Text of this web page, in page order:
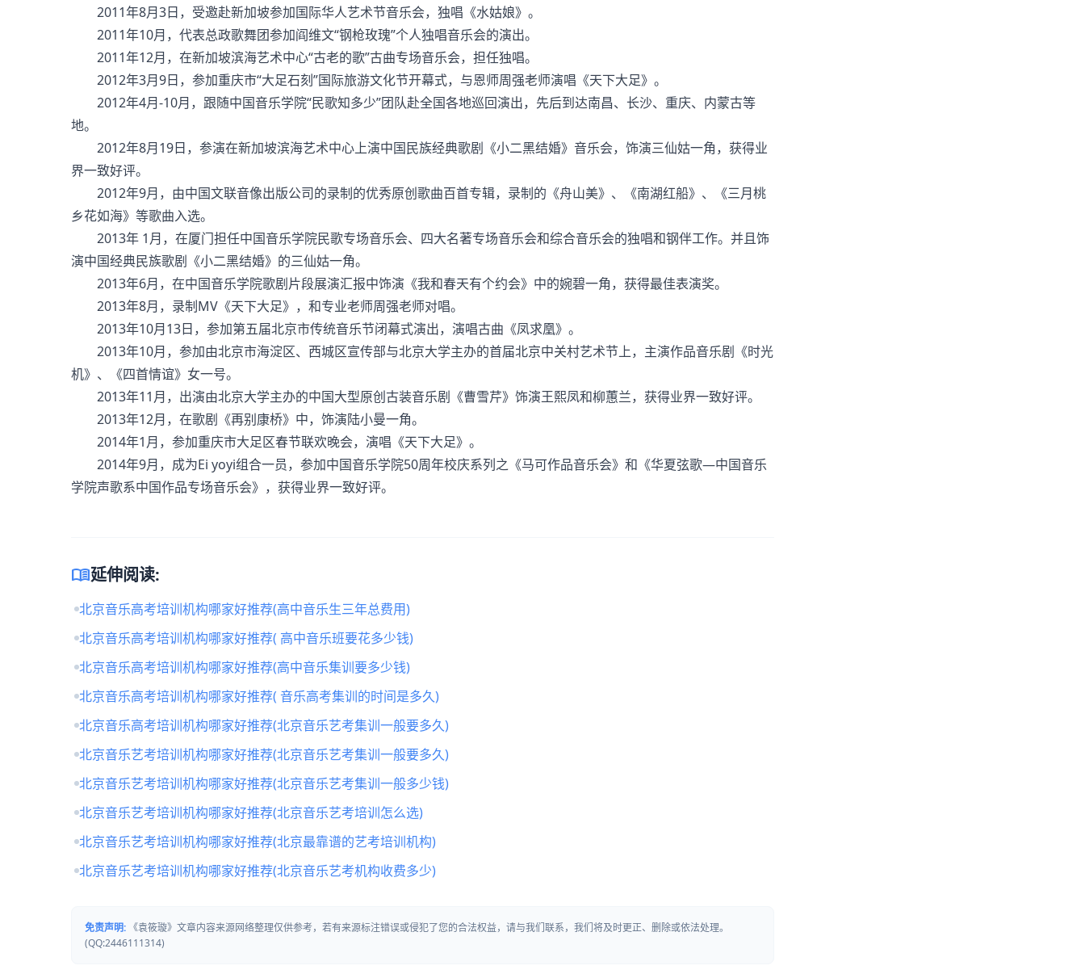
2011年8月3日，受邀赴新加坡参加国际华人艺术节音乐会，独唱《水姑娘》。
2011年10月，代表总政歌舞团参加阎维文“钢枪玫瑰”个人独唱音乐会的演出。
2011年12月，在新加坡滨海艺术中心“古老的歌”古曲专场音乐会，担任独唱。
2012年3月9日，参加重庆市“大足石刻”国际旅游文化节开幕式，与恩师周强老师演唱《天下大足》。
2012年4月-10月，跟随中国音乐学院“民歌知多少”团队赴全国各地巡回演出，先后到达南昌、长沙、重庆、内蒙古等
地。
2012年8月19日，参演在新加坡滨海艺术中心上演中国民族经典歌剧《小二黑结婚》音乐会，饰演三仙姑一角，获得业
界一致好评。
2012年9月，由中国文联音像出版公司的录制的优秀原创歌曲百首专辑，录制的《舟山美》、《南湖红船》、《三月桃
乡花如海》等歌曲入选。
2013年 1月，在厦门担任中国音乐学院民歌专场音乐会、四大名著专场音乐会和综合音乐会的独唱和钢伴工作。并且饰
演中国经典民族歌剧《小二黑结婚》的三仙姑一角。
2013年6月，在中国音乐学院歌剧片段展演汇报中饰演《我和春天有个约会》中的婉碧一角，获得最佳表演奖。
2013年8月，录制MV《天下大足》，和专业老师周强老师对唱。
2013年10月13日，参加第五届北京市传统音乐节闭幕式演出，演唱古曲《凤求凰》。
2013年10月，参加由北京市海淀区、西城区宣传部与北京大学主办的首届北京中关村艺术节上，主演作品音乐剧《时光
机》、《四首情谊》女一号。
2013年11月，出演由北京大学主办的中国大型原创古装音乐剧《曹雪芹》饰演王熙凤和柳蕙兰，获得业界一致好评。
2013年12月，在歌剧《再别康桥》中，饰演陆小曼一角。
2014年1月，参加重庆市大足区春节联欢晚会，演唱《天下大足》。
2014年9月，成为Ei yoyi组合一员，参加中国音乐学院50周年校庆系列之《马可作品音乐会》和《华夏弦歌—中国音乐
学院声歌系中国作品专场音乐会》，获得业界一致好评。
menu_book延伸阅读:
北京音乐高考培训机构哪家好推荐(高中音乐生三年总费用)
北京音乐高考培训机构哪家好推荐( 高中音乐班要花多少钱)
北京音乐高考培训机构哪家好推荐(高中音乐集训要多少钱)
北京音乐高考培训机构哪家好推荐( 音乐高考集训的时间是多久)
北京音乐高考培训机构哪家好推荐(北京音乐艺考集训一般要多久)
北京音乐艺考培训机构哪家好推荐(北京音乐艺考集训一般要多久)
北京音乐艺考培训机构哪家好推荐(北京音乐艺考集训一般多少钱)
北京音乐艺考培训机构哪家好推荐(北京音乐艺考培训怎么选)
北京音乐艺考培训机构哪家好推荐(北京最靠谱的艺考培训机构)
北京音乐艺考培训机构哪家好推荐(北京音乐艺考机构收费多少)
免责声明: 《袁筱璇》文章内容来源网络整理仅供参考，若有来源标注错误或侵犯了您的合法权益，请与我们联系，我们将及时更正、删除或依法处理。
(QQ:2446111314)